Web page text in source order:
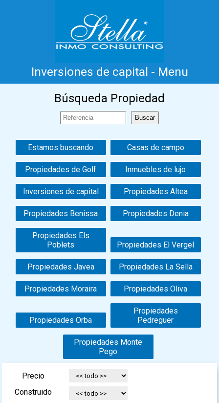
Inversiones de capital - Menu
Costa Blanca Venta Alquiler
Nueva Construcción Información
Búsqueda Propiedad
Estamos buscando Casas de campo
Propiedades de Golf Inmuebles de lujo
Inversiones de capital Propiedades Altea
Propiedades Benissa Propiedades Denia
Propiedades Els
Poblets
Propiedades El Vergel
Propiedades Javea Propiedades La Sella
Propiedades Moraira Propiedades Oliva
Propiedades Orba
Propiedades
Pedreguer
Propiedades Monte
Pego
Precio
Construido